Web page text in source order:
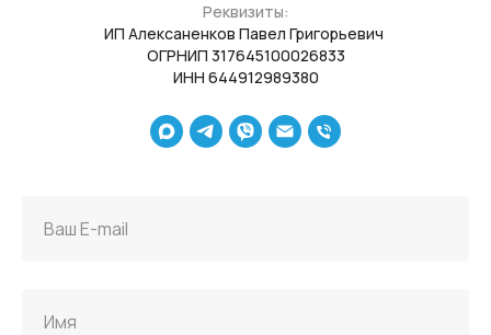
Реквизиты:
ИП Алексаненков Павел Григорьевич
ОГРНИП 317645100026833
ИНН 644912989380